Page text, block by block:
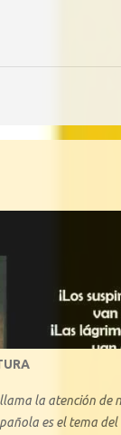
la atención de
es el tema